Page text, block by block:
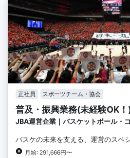
正社員 スポーツチーム・協会
普及・振興業務(未経験OK！
JBA運営企業｜バスケットボール・
バスケの未来を支える、運営のスペ
月給: 291,666円〜